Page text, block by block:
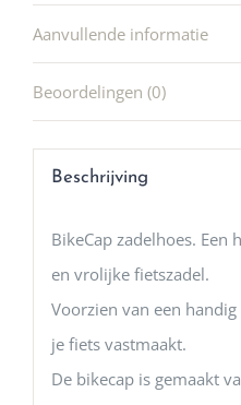
Aanvullende informatie
Beoordelingen (0)
Beschrijving
BikeCap zadelhoes.
en vrolijke fietszadel.
Voorzien van een
je fiets vastmaakt.
De bikecap is gemaakt